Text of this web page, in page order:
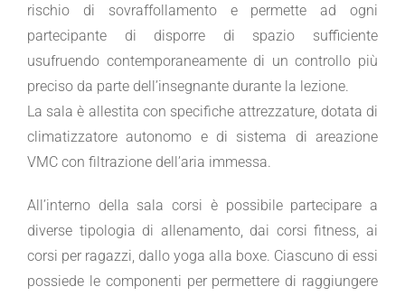
rischio di sovraffollamento e permette ad ogni
partecipante di disporre di spazio sufficiente
usufruendo contemporaneamente di un controllo più
preciso da parte dell’insegnante durante la lezione.
La sala è allestita con specifiche attrezzature, dotata di
climatizzatore autonomo e di sistema di areazione
VMC con filtrazione dell’aria immessa.
All’interno della sala corsi è possibile partecipare a
diverse tipologia di allenamento, dai corsi fitness, ai
corsi per ragazzi, dallo yoga alla boxe. Ciascuno di essi
possiede le componenti per permettere di raggiungere